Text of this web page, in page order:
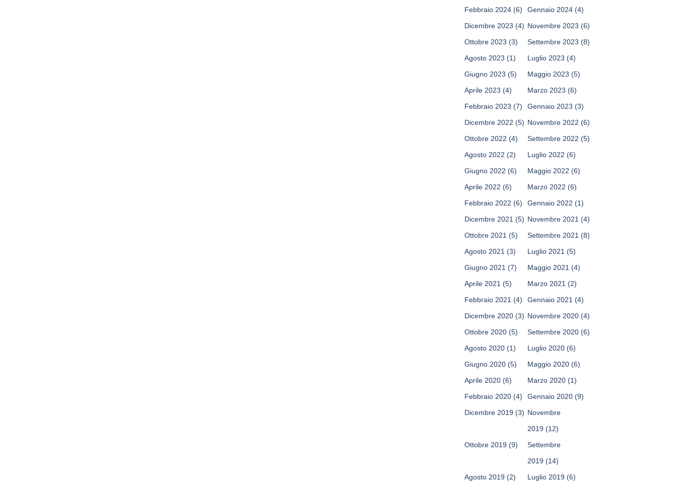
Febbraio 2024 (6) Gennaio 2024 (4)
Dicembre 2023 (4) Novembre 2023 (6)
Ottobre 2023 (3) Settembre 2023 (8)
Agosto 2023 (1) Luglio 2023 (4)
Giugno 2023 (5) Maggio 2023 (5)
Aprile 2023 (4) Marzo 2023 (6)
Febbraio 2023 (7) Gennaio 2023 (3)
Dicembre 2022 (5) Novembre 2022 (6)
Ottobre 2022 (4) Settembre 2022 (5)
Agosto 2022 (2) Luglio 2022 (6)
Giugno 2022 (6) Maggio 2022 (6)
Aprile 2022 (6) Marzo 2022 (6)
Febbraio 2022 (6) Gennaio 2022 (1)
Dicembre 2021 (5) Novembre 2021 (4)
Ottobre 2021 (5) Settembre 2021 (8)
Agosto 2021 (3) Luglio 2021 (5)
Giugno 2021 (7) Maggio 2021 (4)
Aprile 2021 (5) Marzo 2021 (2)
Febbraio 2021 (4) Gennaio 2021 (4)
Dicembre 2020 (3) Novembre 2020 (4)
Ottobre 2020 (5) Settembre 2020 (6)
Agosto 2020 (1) Luglio 2020 (6)
Giugno 2020 (5) Maggio 2020 (6)
Aprile 2020 (6) Marzo 2020 (1)
Febbraio 2020 (4) Gennaio 2020 (9)
Dicembre 2019 (3) Novembre
2019 (12)
Ottobre 2019 (9)
Settembre
2019 (14)
Agosto 2019 (2) Luglio 2019 (6)